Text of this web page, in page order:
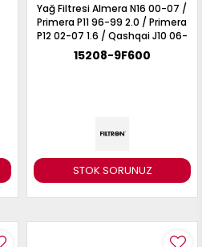
STOK SORUNUZ
Yağ Filtresi Almera N16 00-07 /
Primera P11 96-99 2.0 / Primera
P12 02-07 1.6 / Qashqai J10 06-
13 1.6 / Juke F15 10-19 1.6 /
Benzinli Motorlar
15208-9F600